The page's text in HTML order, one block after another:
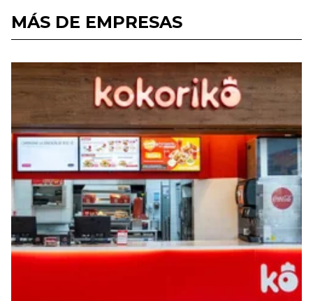
MÁS DE EMPRESAS